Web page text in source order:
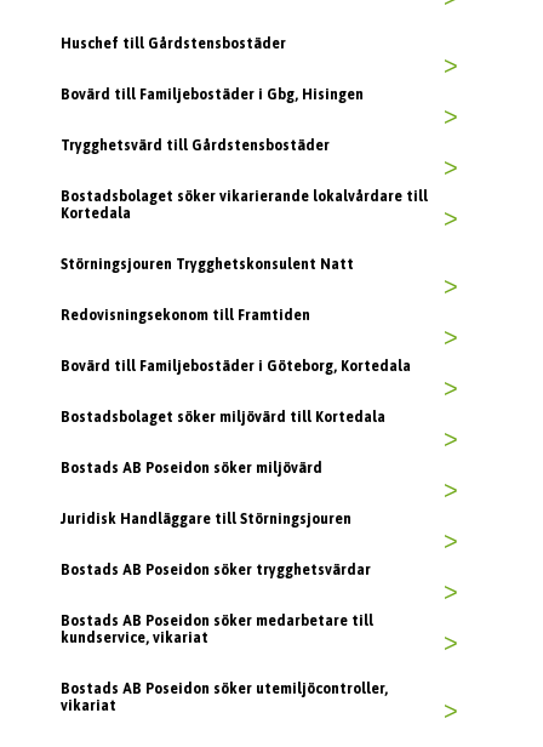
Huschef till Gårdstensbostäder
>
Bovärd till Familjebostäder i Gbg, Hisingen
>
Trygghetsvärd till Gårdstensbostäder
>
Bostadsbolaget söker vikarierande lokalvårdare till
Kortedala
>
Störningsjouren Trygghetskonsulent Natt
>
Redovisningsekonom till Framtiden
>
Bovärd till Familjebostäder i Göteborg, Kortedala
>
Bostadsbolaget söker miljövärd till Kortedala
>
Bostads AB Poseidon söker miljövärd
>
Juridisk Handläggare till Störningsjouren
>
Bostads AB Poseidon söker trygghetsvärdar
>
Bostads AB Poseidon söker medarbetare till
kundservice, vikariat
>
Bostads AB Poseidon söker utemiljöcontroller,
vikariat
>